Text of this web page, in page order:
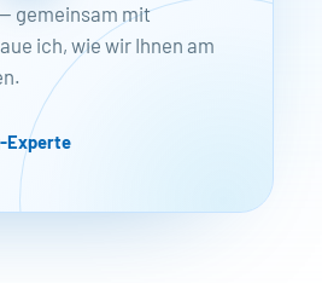
gemeinsam mit
ich, wie wir Ihnen am
Experte